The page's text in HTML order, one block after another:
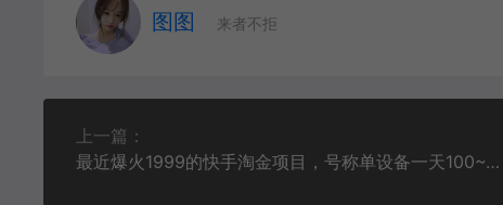
图图 来者不拒
上一篇：
最近爆火1999的快手淘金项目，号称单设备一天100~200+【全套详细玩法教程】